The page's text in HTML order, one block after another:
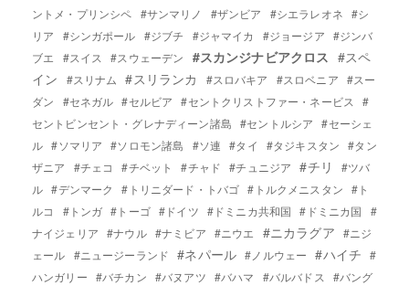
ントメ・プリンシペ #サンマリノ #ザンビア #シエラレオネ #シ
リア
#シンガポール #ジブチ #ジャマイカ #ジョージア #ジンバ
ブエ
#スイス #スウェーデン #スカンジナビアクロス #スペ
イン
#スリナム #スリランカ #スロバキア #スロベニア #スー
ダン
#セネガル #セルビア #セントクリストファー・ネービス
#
セントビンセント・グレナディーン諸島 #セントルシア
#セーシェ
ル #ソマリア #ソロモン諸島 #ソ連 #タイ #タジキスタン
#タン
ザニア
#チェコ #チベット #チャド #チュニジア #チリ
#ツバ
ル #デンマーク #トリニダード・トバゴ #トルクメニスタン #ト
ルコ
#トンガ #トーゴ #ドイツ #ドミニカ共和国 #ドミニカ国
#
ナイジェリア #ナウル #ナミビア #ニウエ #ニカラグア #ニジ
ェール #ニュージーランド #ネパール #ノルウェー #ハイチ
#
ハンガリー #バチカン #バヌアツ #バハマ #バルバドス
#バング